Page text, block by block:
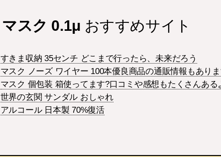
マスク 0.1μ おすすめサイト
すきま収納 35センチ どこまで行ったら、未来だろう
マスク ノーズ ワイヤー 100本優良商品の通販情報もあり
マスク 個包装 箱使ってます?口コミや感想もたくさんある
世界の玄関 サンダル おしゃれ
アルコール 日本製 70%復活